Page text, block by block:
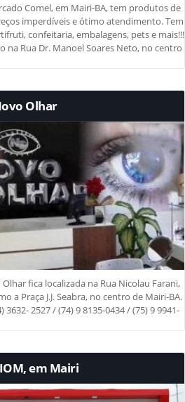
Comel, em Mairi-BA, tem produtos de
imperdíveis e ótimo atendimento. Tem
confeitaria, embalagens, pets e mais!!!
na Rua Dr. Manoel Soares Neto, no centro
Olhar
fica localizada na Rua Nicolau Farani,
a Praça J.J. Seabra, no centro de Mairi-BA.
3632- 2527 / (74) 9 8135-0434 / (75) 9 9941-
em Mairi